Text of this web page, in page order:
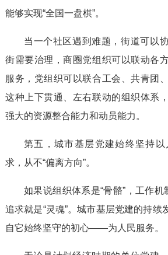
能够实现“全国一盘棋”。
当一个社区遇到难题，街道可以
街需要治理，商圈党组织可以联动各
服务，党组织可以联合工会、共青团
这种上下贯通、左右联动的组织体系
强大的资源整合能力和动员能力。
第五，城市基层党建始终坚持
求，从不“偏离方向”。
如果说组织体系是“骨骼”，工作机
追求就是“灵魂”。城市基层党建的持续
自它始终坚守的初心——为人民服务。